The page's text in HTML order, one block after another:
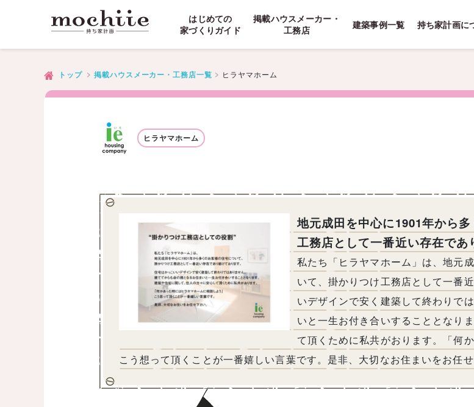
はじめての
家づくりガイド
掲載ハウスメーカー・
工務店
建築事例一覧 持ち家計画に
トップ 掲載ハウスメーカー・工務店一覧 ヒラヤマホーム
ヒラヤマホーム
地元成田を中心に1901年から
工務店として一番近い存在であ
私たち「ヒラヤマホーム」は、地元
いて、掛かりつけ工務店として一番
いデザインで安く建築して終わりで
いと一生お付き合いすることとなり
て頂くために私共がおります。「何
こう想って頂くことが一番嬉しい言葉です。是非、大切なお住まいをお任せ